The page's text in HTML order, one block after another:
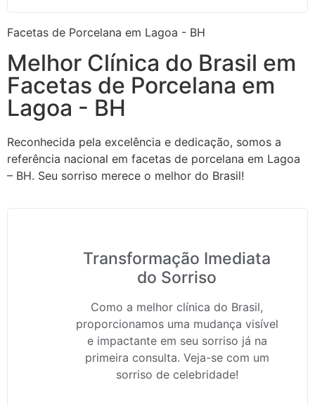
Facetas de Porcelana em Lagoa - BH
Melhor Clínica do Brasil em
Facetas de Porcelana em
Lagoa - BH
Reconhecida pela excelência e dedicação, somos a
referência nacional em facetas de porcelana em Lagoa
– BH. Seu sorriso merece o melhor do Brasil!
Transformação Imediata
do Sorriso
Como a melhor clínica do Brasil,
proporcionamos uma mudança visível
e impactante em seu sorriso já na
primeira consulta. Veja-se com um
sorriso de celebridade!